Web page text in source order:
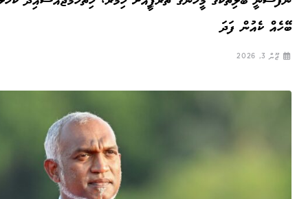
ބޭހެއް ކެއުން ފަދަ
ޖޫން 3, 2026